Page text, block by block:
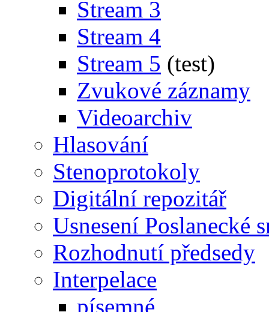
Stream 3
Stream 4
Stream 5 (test)
Zvukové záznamy
Videoarchiv
Hlasování
Stenoprotokoly
Digitální repozitář
Usnesení Poslanecké
Rozhodnutí předsedy
Interpelace
písemné